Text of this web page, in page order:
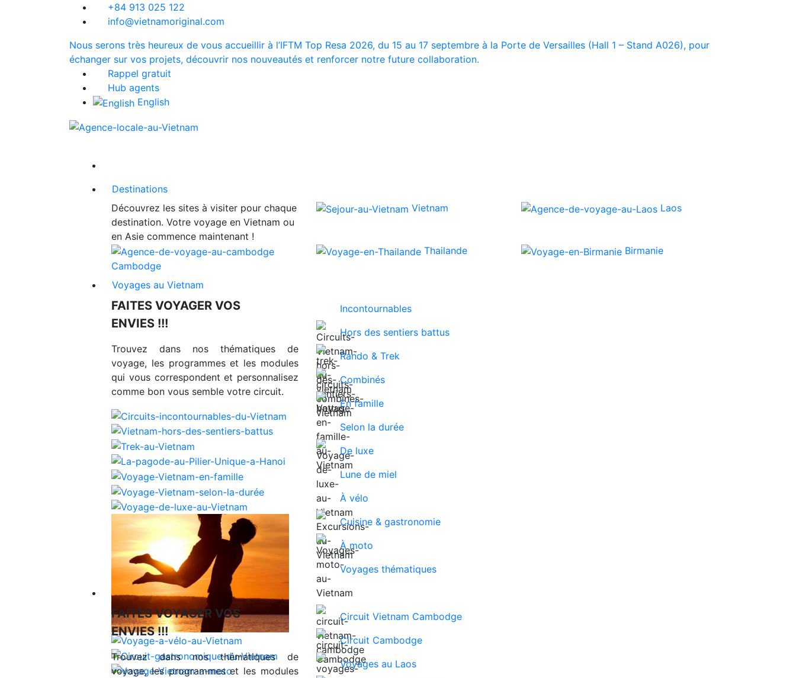
+84 913 025 122
info@vietnamoriginal.com
Nous serons très heureux de vous accueillir à l’IFTM Top Resa 2026, du 15 au 17 septembre à la Porte de Versailles (Hall 1 – Stand A026), pour
échanger sur vos projets, découvrir nos nouveautés et renforcer notre future collaboration.
Rappel gratuit
Hub agents
English
Destinations
Découvrez les sites à visiter pour chaque
destination. Votre voyage en Vietnam ou
en Asie commence maintenant !
Vietnam Laos
Cambodge
Thailande Birmanie
Voyages au Vietnam
FAITES VOYAGER VOS
ENVIES !!!
Trouvez dans nos thématiques de
voyage, les programmes et les modules
qui vous correspondent et personnalisez
comme bon vous semble votre circuit.
Incontournables
Hors des sentiers battus
Rando & Trek
Combinés
En famille
Selon la durée
De luxe
Lune de miel
À vélo
Cuisine & gastronomie
À moto
Voyages thématiques
Voyages en Indochine & Asie
FAITES VOYAGER VOS
ENVIES !!!
Trouvez dans nos thématiques de
voyage, les programmes et les modules
Circuit Vietnam Cambodge
Circuit Cambodge
Voyages au Laos